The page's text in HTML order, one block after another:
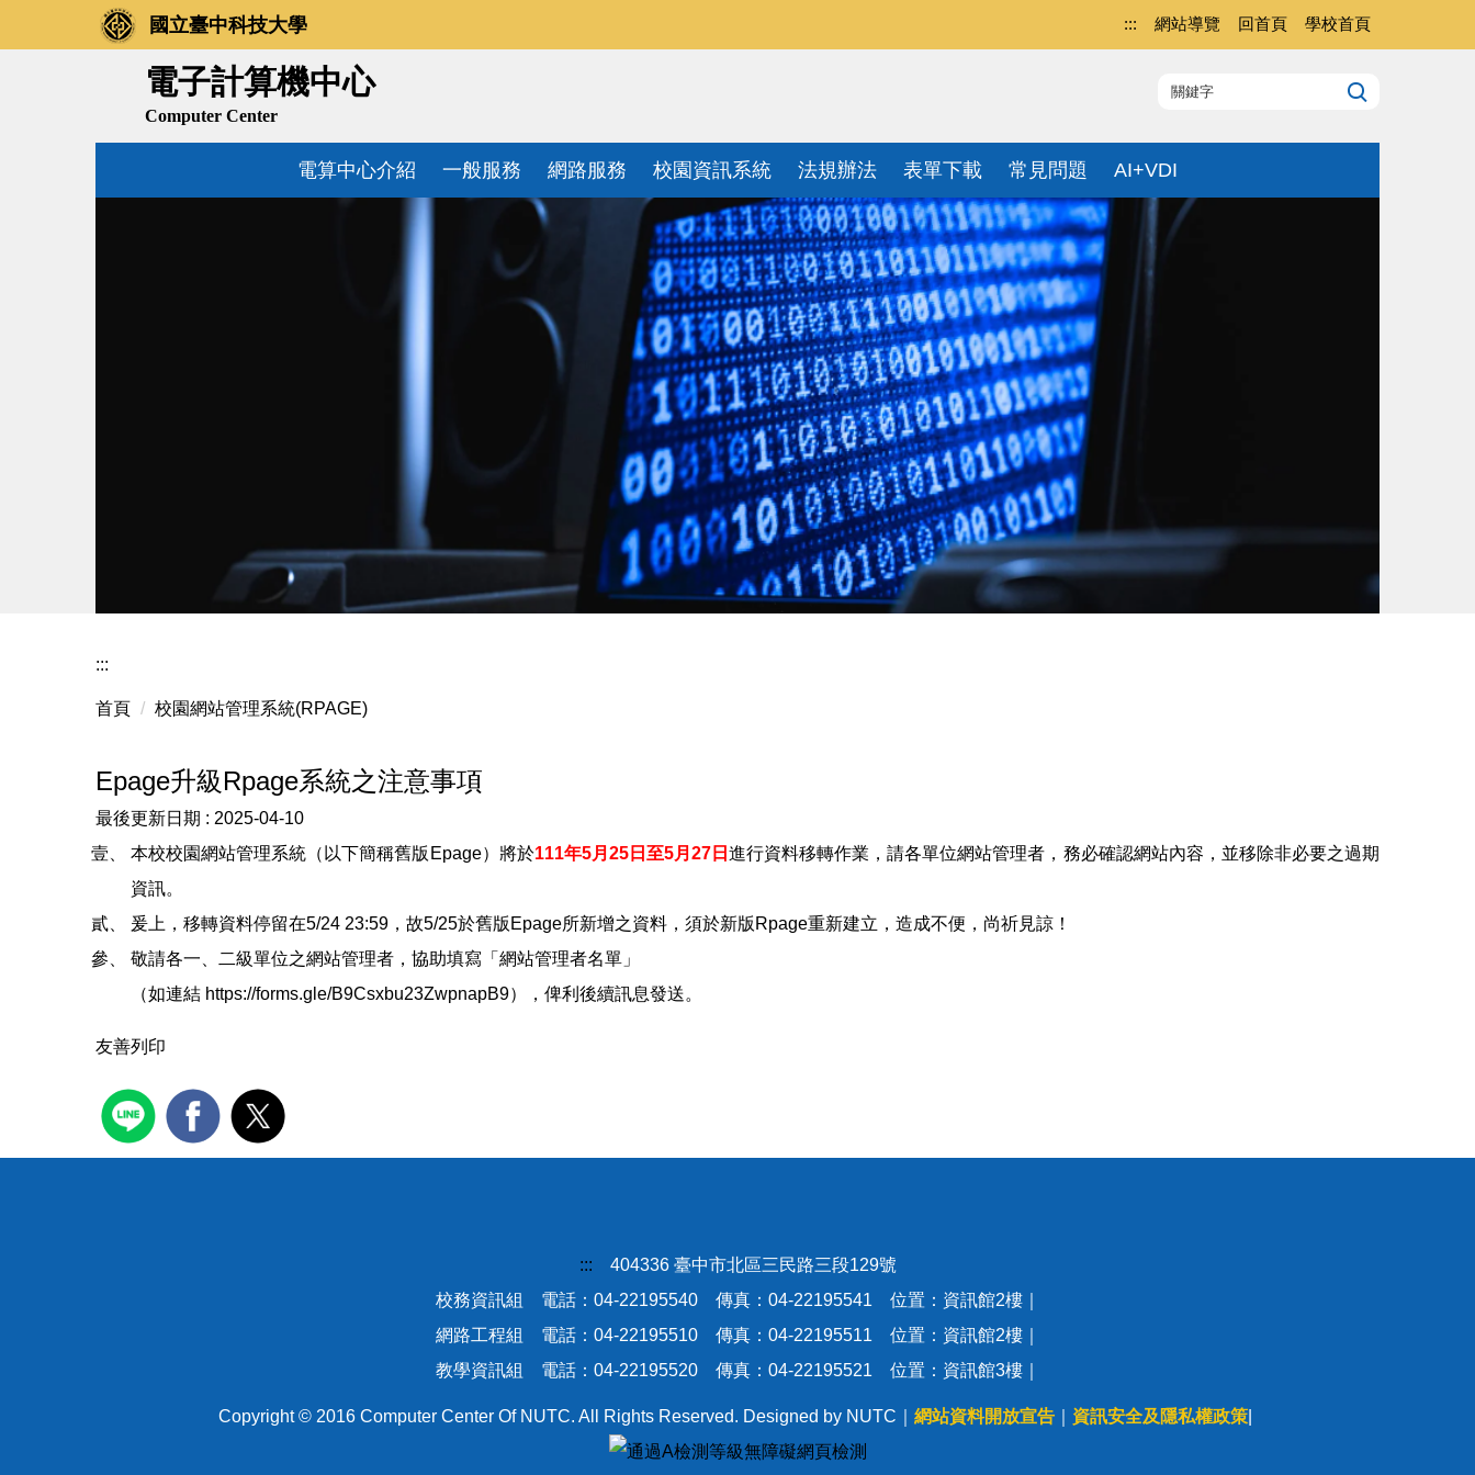
國立臺中科技大學
電子計算機中心
Computer Center
::: 網站導覽 回首頁 學校首頁
電算中心介紹 一般服務 網路服務 校園資訊系統 法規辦法 表單下載 常見問題 AI+VDI
:::
首頁 校園網站管理系統(RPAGE)
Epage升級Rpage系統之注意事項
最後更新日期 : 2025-04-10
本校校園網站管理系統（以下簡稱舊版Epage）將於111年5月25日至5月27日 進行資料移轉作業，請各單位網站管理者，務必確認網站內容，並移除非必要之過期
資訊。
爰上，移轉資料停留在5/24 23:59，故5/25於舊版Epage所新增之資料，須於新版Rpage重新建立，造成不便，尚祈見諒！
敬請各一、二級單位之網站管理者，協助填寫「網站管理者名單」
（如連結 https://forms.gle/B9Csxbu23ZwpnapB9），俾利後續訊息發送。
友善列印
::: 404336 臺中市北區三民路三段129號
校務資訊組 電話：04-22195540 傳真：04-22195541 位置：資訊館2樓｜
網路工程組 電話：04-22195510 傳真：04-22195511 位置：資訊館2樓｜
教學資訊組 電話：04-22195520 傳真：04-22195521 位置：資訊館3樓｜
Copyright © 2016 Computer Center Of NUTC. All Rights Reserved. Designed by NUTC｜ 網站資料開放宣告 資訊安全及隱私權政策